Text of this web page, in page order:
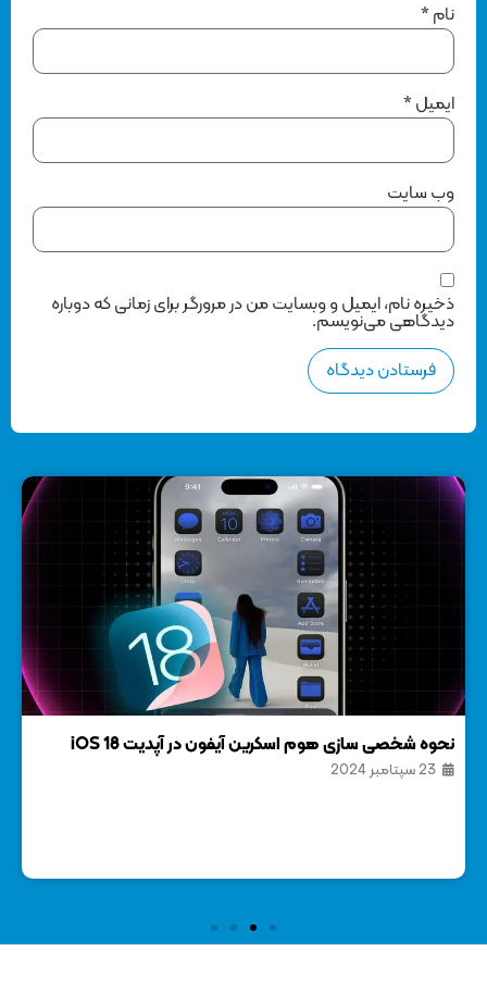
*
ایمیل*
وب‌ سایت
ذخیره نام، ایمیل و وبسایت من در مرورگر برای زمانی که دوباره
دیدگاهی می‌نویسم.
نحوه شخصی سازی هوم اسکرین آیفون در آپدیت iOS 18
23 سپتامبر 2024